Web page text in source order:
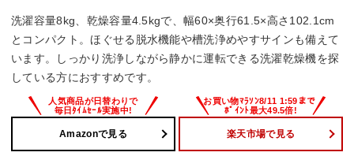
洗濯容量8kg、乾燥容量4.5kgで、幅60×奥行61.5×高さ102.1cm
とコンパクト。ほぐせる脱水機能や槽洗浄めやすサインも備えて
います。しっかり洗浄しながら静かに運転できる洗濯乾燥機を探
している方におすすめです。
Amazonで見る 楽天市場で見る